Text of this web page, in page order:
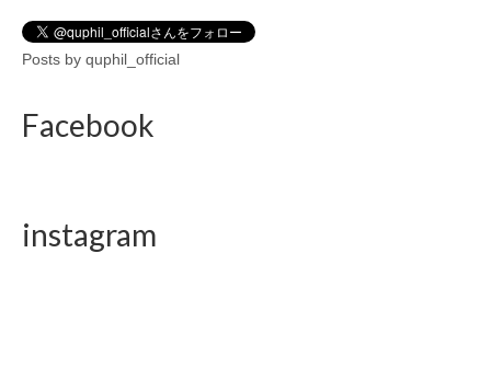
Posts by quphil_official
Facebook
instagram